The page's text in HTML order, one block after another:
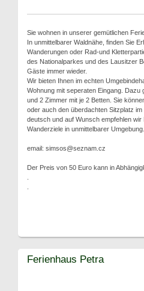
Sie wohnen in unserer gemütlichen
In unmittelbarer Waldnähe, finden Sie
Wanderungen oder Rad-und
des Nationalparkes und des Lausitzer
Gäste immer wieder.
Wir bieten Ihnen im echten
Wohnung mit seperaten Eingang.
und 2 Zimmer mit je 2 Betten. Sie
oder auch den überdachten Sitzplatz
deutsch und auf Wunsch empfehlen
Wanderziele in unmittelbarer Umgebung.
email: simsos@seznam.cz
Der Preis von 50 Euro kann in
Ferienhaus Petra